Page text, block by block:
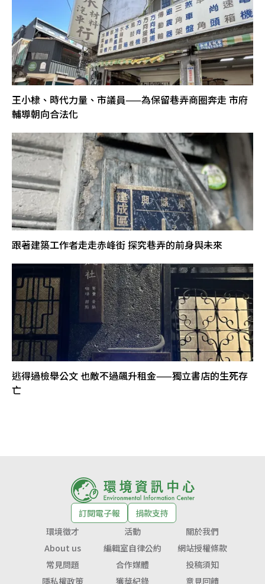
王小棣、時代力量、市議員——為保留巷弄商圈奔走 市府
輔導朝向合法化
跟著建築工作者走走赤峰街 探究巷弄的前身與未來
逃得過檢舉公文 也敵不過飆升租金——獨立書店的生死存
亡
訂閱電子報
捐款支持
環境徵才
活動
關於我們
About us
編輯室自律公約
網站授權條款
常見問題
合作媒體
投稿須知
隱私權政策
獲獎紀錄 意見回饋